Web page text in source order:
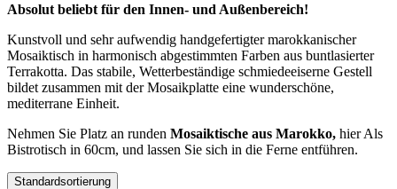
Absolut beliebt für den Innen- und Außenbereich!
Kunstvoll und sehr aufwendig handgefertigter marokkanischer
Mosaiktisch in harmonisch abgestimmten Farben aus buntlasierter
Terrakotta. Das stabile, Wetterbeständige schmiedeeiserne Gestell
bildet zusammen mit der Mosaikplatte eine wunderschöne,
mediterrane Einheit.
Nehmen Sie Platz an runden Mosaiktische aus Marokko, hier Als
Bistrotisch in 60cm, und lassen Sie sich in die Ferne entführen.
Standardsortierung